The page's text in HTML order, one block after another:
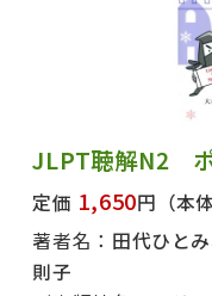
JLPT聴解N2
定価 1,650円 （本
著者名： 田代ひと
則子